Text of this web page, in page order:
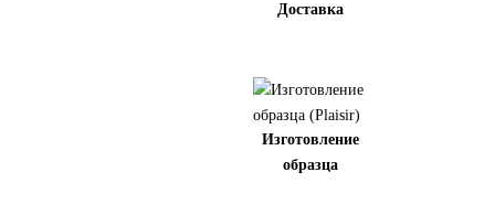
Доставка
Изготовление
образца